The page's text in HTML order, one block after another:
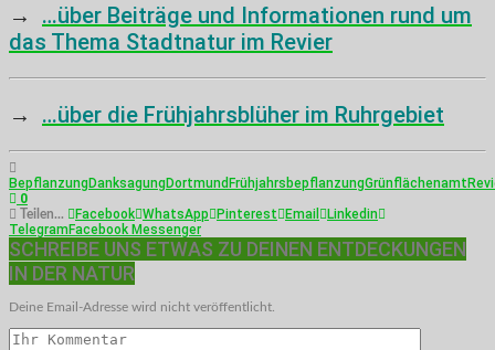
→ …über Beiträge und Informationen rund um
das Thema Stadtnatur im Revier
→ …über die Frühjahrsblüher im Ruhrgebiet
BepflanzungDanksagungDortmund FrühjahrsbepflanzungGrünflächenamt
0
Teilen... Facebook WhatsApp Pinterest Email
Linkedin
TelegramFacebook Messenger
SCHREIBE UNS ETWAS ZU DEINEN ENTDECKUNGEN
IN DER NATUR
Deine Email-Adresse wird nicht veröffentlicht.